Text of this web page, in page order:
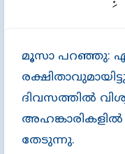
മൂസാ പറഞ്ഞു:
ദിവസത്തില്‍
തേടുന്നു.